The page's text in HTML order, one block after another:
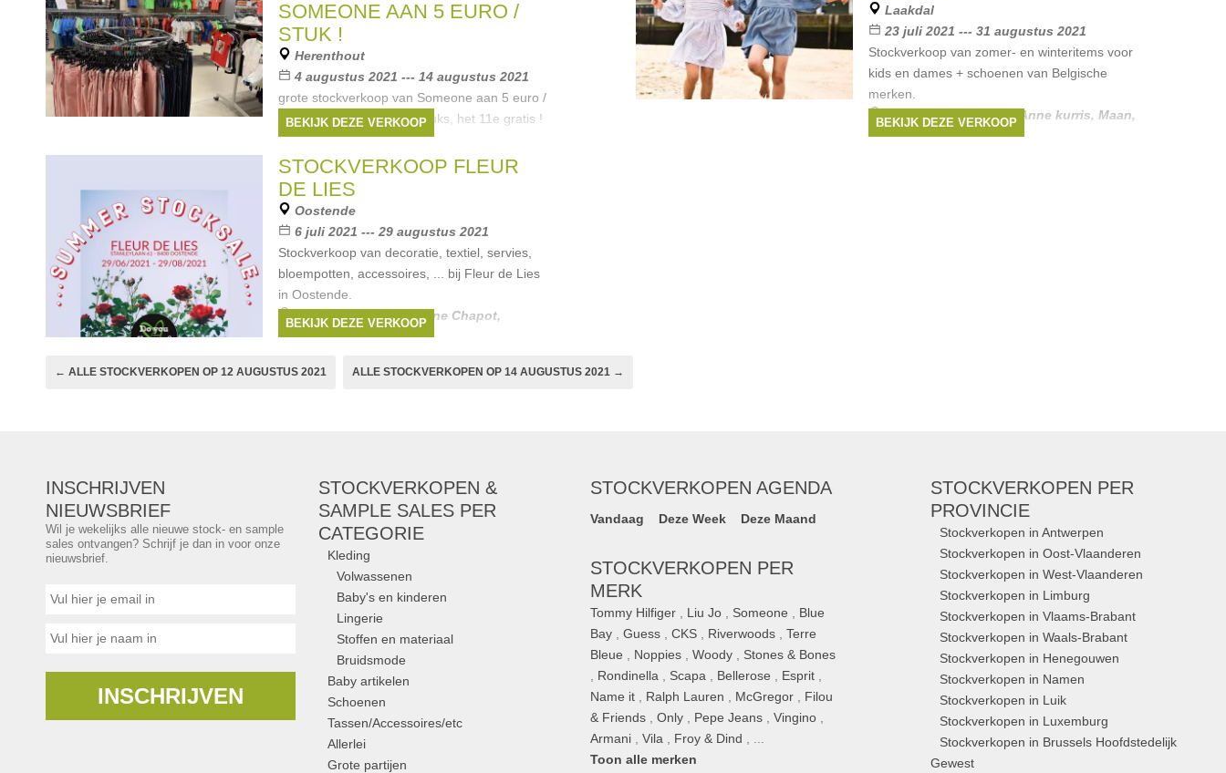
SOMEONE AAN 5 EURO /
STUK !
Herenthout
4 augustus 2021 --- 14 augustus 2021
grote stockverkoop van Someone aan 5 euro /
stuk Bij aankoop van 10 stuks, het 11e gratis !
Merken:Someone
BEKIJK DEZE VERKOOP
Laakdal
23 juli 2021 --- 31 augustus 2021
Stockverkoop van zomer- en winteritems voor
kids en dames + schoenen van Belgische
merken.
Merken:Simple Kids, Anne kurris, Maan,
aymara,Just in Case, ...
BEKIJK DEZE VERKOOP
STOCKVERKOOP FLEUR
DE LIES
Oostende
6 juli 2021 --- 29 augustus 2021
Stockverkoop van decoratie, textiel, servies,
bloempotten, accessoires, ... bij Fleur de Lies
in Oostende.
Merken:serax,Fabienne Chapot,
VTwonen,Artebene
BEKIJK DEZE VERKOOP
← ALLE STOCKVERKOPEN OP 12 AUGUSTUS 2021 ALLE STOCKVERKOPEN OP 14 AUGUSTUS 2021 →
INSCHRIJVEN
NIEUWSBRIEF
Wil je wekelijks alle nieuwe stock- en sample
sales ontvangen? Schrijf je dan in voor onze
nieuwsbrief.
INSCHRIJVEN
STOCKVERKOPEN &
SAMPLE SALES PER
CATEGORIE
Kleding
Volwassenen
Baby's en kinderen
Lingerie
Stoffen en materiaal
Bruidsmode
Baby artikelen
Schoenen
Tassen/Accessoires/etc
Allerlei
Grote partijen
STOCKVERKOPEN AGENDA
Vandaag Deze Week Deze Maand
STOCKVERKOPEN PER
MERK
Tommy Hilfiger Liu Jo Someone
Blue
Bay ,Guess ,CKS Riverwoods ,Terre
Bleue
Noppies ,Woody
Stones & Bones
Rondinella Scapa Bellerose Esprit
Name it
Ralph Lauren McGregor
Filou
& Friends ,Only Pepe Jeans ,Vingino
Armani ,Vila Froy & Dind
Toon alle merken
STOCKVERKOPEN PER
PROVINCIE
Stockverkopen in Antwerpen
Stockverkopen in Oost-Vlaanderen
Stockverkopen in West-Vlaanderen
Stockverkopen in Limburg
Stockverkopen in Vlaams-Brabant
Stockverkopen in Waals-Brabant
Stockverkopen in Henegouwen
Stockverkopen in Namen
Stockverkopen in Luik
Stockverkopen in Luxemburg
Stockverkopen in Brussels Hoofdstedelijk
Gewest